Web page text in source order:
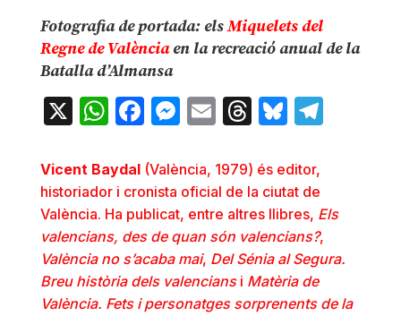
Fotografia de portada: elsMiquelets del
Regne de Valènciaen la recreació anual de la
Batalla d’Almansa
X WhatsApp
Facebook
Messenger
EmailThreads
Bluesky
Vicent Baydal(València, 1979) és editor,
historiador i cronista oficial de la ciutat de
València. Ha publicat, entre altres llibres, Els
valencians, des de quan són valencians?,
València no s’acaba mai, Del Sénia al Segura.
Breu història dels valencians i Matèria de
València. Fets i personatges sorprenents de la